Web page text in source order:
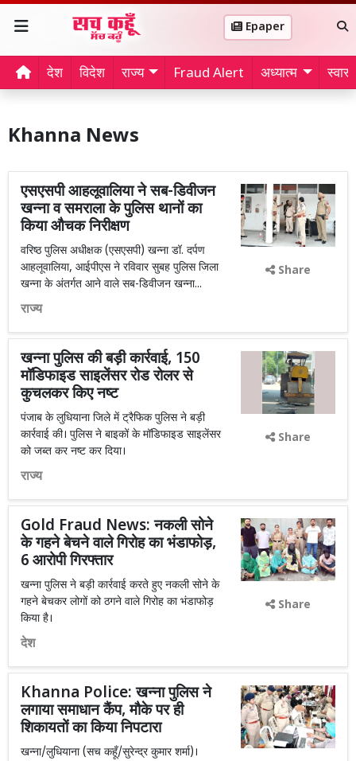
Epaper
देश विदेश राज्य Fraud Alert अध्यात्म
Khanna News
एसएसपी आहलूवालिया ने सब-डिवीजन
खन्ना व समराला के पुलिस थानों का
किया औचक निरीक्षण
वरिष्ठ पुलिस अधीक्षक (एसएसपी) खन्ना डॉ. दर्पण
आहलूवालिया, आईपीएस ने रविवार सुबह पुलिस जिला
खन्ना के अंतर्गत आने वाले सब-डिवीजन खन्ना...
राज्य
Share
खन्ना पुलिस की बड़ी कार्रवाई, 150
मॉडिफाइड साइलेंसर रोड रोलर से
कुचलकर किए नष्ट
पंजाब के लुधियाना जिले में ट्रैफिक पुलिस ने बड़ी
कार्रवाई की। पुलिस ने बाइकों के मॉडिफाइड साइलेंसर
को जब्त कर नष्ट कर दिया।
राज्य
Share
Gold Fraud News: नकली सोने
के गहने बेचने वाले गिरोह का भंडाफोड़,
6 आरोपी गिरफ्तार
खन्ना पुलिस ने बड़ी कार्रवाई करते हुए नकली सोने के
गहने बेचकर लोगों को ठगने वाले गिरोह का भंडाफोड़
किया है।
देश
Share
Khanna Police: खन्ना पुलिस ने
लगाया समाधान कैंप, मौके पर ही
शिकायतों का किया निपटारा
खन्ना/लुधियाना (सच कहूँ/सुरेन्द्र कुमार शर्मा)।